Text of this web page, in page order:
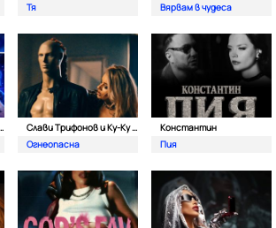
Тя
Вярвам в чудеса
и Pameca
Слави Трифонов и Ку-Ку Бенд
Огнеопасна
Константин
Пия